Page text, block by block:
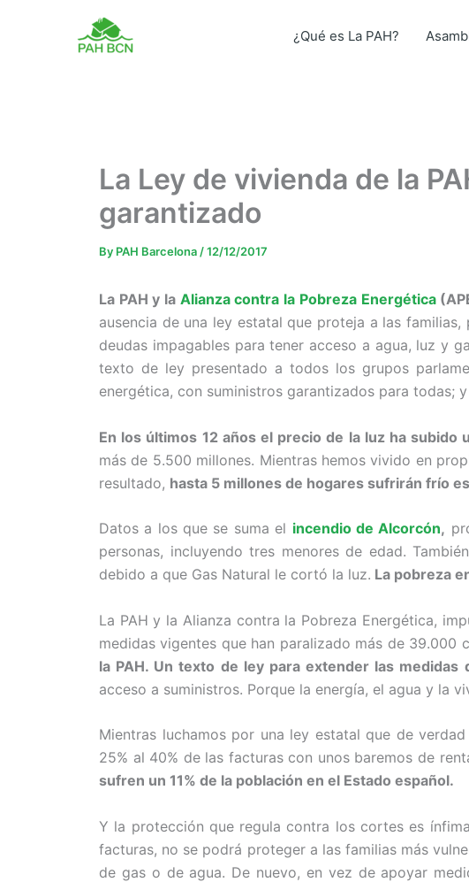
¿Qué es La PAH?
La Ley de vivienda de la
garantizado
By PAH Barcelona /12/12/2017
La PAH y la Alianza contra la Pobreza Energética
ausencia de una ley estatal que proteja a las
deudas impagables para tener acceso a agua, luz y
texto de ley presentado a todos los grupos
energética, con suministros garantizados para todas;
En los últimos 12 años el precio de la luz ha subido
más de 5.500 millones. Mientras hemos vivido en
resultado, hasta 5 millones de hogares sufrirán frío
Datos a los que se suma el incendio de Alcorcón,
personas, incluyendo tres menores de edad. También
debido a que Gas Natural le cortó la luz. La pobreza
La PAH y la Alianza contra la Pobreza Energética,
medidas vigentes que han paralizado más de 39.000
la PAH. Un texto de ley para extender las
acceso a suministros. Porque la energía, el agua y la
Mientras luchamos por una ley estatal que de
25% al 40% de las facturas con unos baremos de
sufren un 11% de la población en el Estado español.
Y la protección que regula contra los cortes es
facturas, no se podrá proteger a las familias más
de gas o de agua. De nuevo, en vez de apoyar